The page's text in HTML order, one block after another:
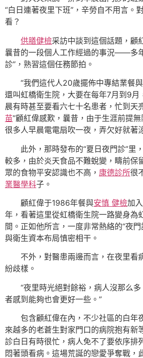
“白日連著夜里下班”，辛勞自不用言。
看？
供膳健檢采訪中談到這個話題，顧
曩昔的一段個人工作經過的事況——多
診”，熟習這個任務節拍。
“我們這代人20歲擺佈中專結業餐
還叫虹橋衛生院，大要在每年7月到9月
晨有時甚至要看六七十名患者，忙到天
苗”顧紅偉感歎，曩昔，由于生涯前提無
很多人早晨電電扇吹一夜，弄欠好就著
此外，那時發布的“夏日夜門診”里
較多，由於炎天食品不難蛻變，疇前保
眾的食物平安認識也不高， 康德診所很
業醫學科子。
顧紅偉于1986年餐與安慎 健檢加
年，看著這里從虹橋衛生院一路變身為
間。正如他所言，一度非常熱絡的“夜
與衛生資本布局慎密相干。
不外，對醫患兩邊而言，在夜里看
紛歧樣。
“夜里時光絕對餘裕，病人沒那么
者感到能夠也會更好一些。”
包含顧紅偉在內，不少社區的白年
來越多的老蒼生對家門口的病院抱有新
診白日有時很忙，病人免不了要依序排
悶著頭看病。這場荒誕的戀愛爭奪戰，